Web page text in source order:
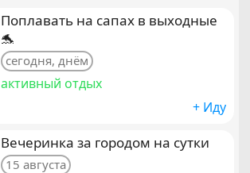
Поплавать на сапах в выходные
🐬
сегодня, днём
активный отдых
+ Иду
Вечеринка за городом на сутки
15 августа